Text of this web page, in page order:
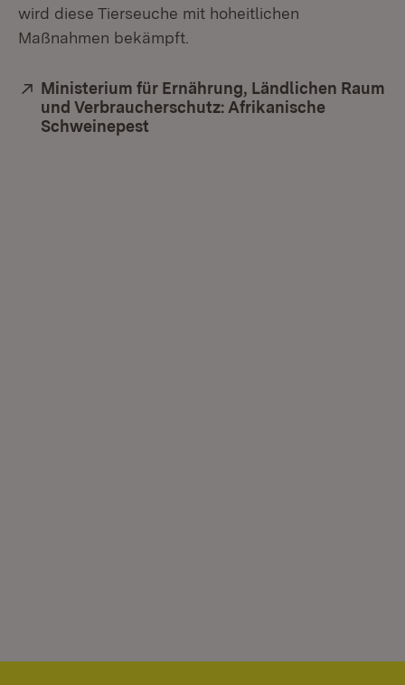
wird diese Tierseuche mit hoheitlichen
Maßnahmen bekämpft.
Extern:
Ministerium für Ernährung, Ländlichen Raum
und Verbraucherschutz: Afrikanische
Schweinepest